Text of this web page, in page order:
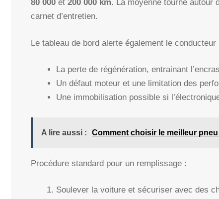
80 000 et 200 000 km. La moyenne tourne autour
carnet d’entretien.
Le tableau de bord alerte également le
La perte de régénération, entrainant
Un défaut moteur et une limitation des
Une immobilisation possible si
A lire aussi : Comment choisir le meilleur
Procédure standard pour un remplissage :
Soulever la voiture et sécuriser avec des